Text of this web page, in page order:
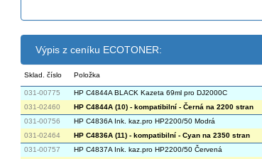
Výpis z ceníku ECOTONER:
Sklad. číslo Položka
031-00775 HP C4844A BLACK Kazeta 69ml pro DJ2000C
031-02460
HP C4844A (10) - kompatibilní - Černá na 2200 stran
031-00756
HP C4836A Ink. kaz.pro HP2200/50 Modrá
031-02464
HP C4836A (11) - kompatibilní - Cyan na 2350 stran
031-00757
HP C4837A Ink. kaz.pro HP2200/50 Červená